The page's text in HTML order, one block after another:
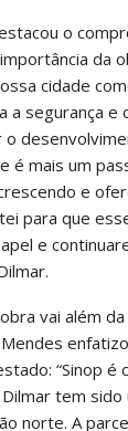
o
da
cidade
a segurança e
o
é mais um
e
para que
e
vai além
“Sinop é
tem sido
norte. A